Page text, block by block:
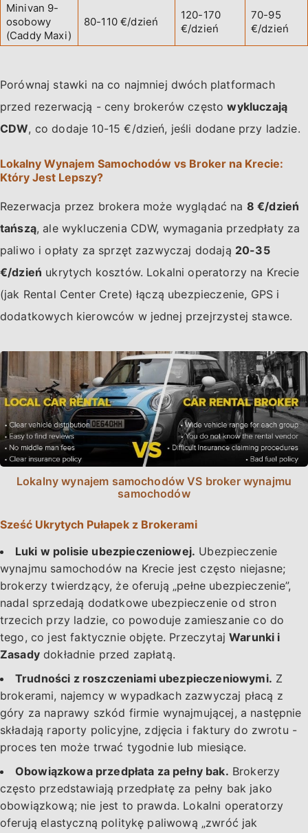
Minivan 9-
osobowy
(Caddy Maxi)
80-110 €/dzień
120-170
€/dzień
70-95
€/dzień
Porównaj stawki na co najmniej dwóch platformach
przed rezerwacją - ceny brokerów częstowykluczają
CDW, co dodaje 10-15 €/dzień, jeśli dodane przy ladzie.
Lokalny Wynajem Samochodów vs Broker na Krecie:
Który Jest Lepszy?
Rezerwacja przez brokera może wyglądać na 8 €/dzień
tańszą, ale wykluczenia CDW, wymagania przedpłaty za
paliwo i opłaty za sprzęt zazwyczaj dodają 20-35
€/dzień ukrytych kosztów. Lokalni operatorzy na Krecie
(jak Rental Center Crete) łączą ubezpieczenie, GPS i
dodatkowych kierowców w jednej przejrzystej stawce.
Lokalny wynajem samochodów VS broker wynajmu
samochodów
Sześć Ukrytych Pułapek z Brokerami
Luki w polisie ubezpieczeniowej. Ubezpieczenie
wynajmu samochodów na Krecie jest często niejasne;
brokerzy twierdzący, że oferują „pełne ubezpieczenie”,
nadal sprzedają dodatkowe ubezpieczenie od stron
trzecich przy ladzie, co powoduje zamieszanie co do
tego, co jest faktycznie objęte. PrzeczytajWarunki i
Zasadydokładnie przed zapłatą.
Trudności z roszczeniami ubezpieczeniowymi. Z
brokerami, najemcy w wypadkach zazwyczaj płacą z
góry za naprawy szkód firmie wynajmującej, a następnie
składają raporty policyjne, zdjęcia i faktury do zwrotu -
proces ten może trwać tygodnie lub miesiące.
Obowiązkowa przedpłata za pełny bak. Brokerzy
często przedstawiają przedpłatę za pełny bak jako
obowiązkową; nie jest to prawda. Lokalni operatorzy
oferują elastyczną politykę paliwową „zwróć jak